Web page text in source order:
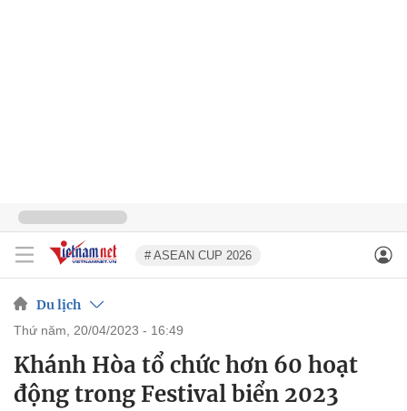
# ASEAN CUP 2026
Du lịch
thứ năm, 20/04/2023 - 16:49
Khánh Hòa tổ chức hơn 60 hoạt
động trong Festival biển 2023